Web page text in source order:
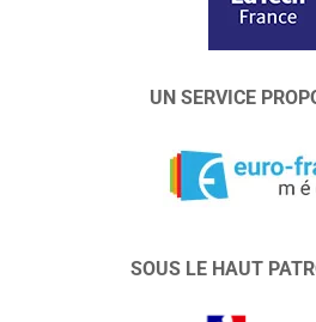
UN SERVICE
SOUS LE HAUT